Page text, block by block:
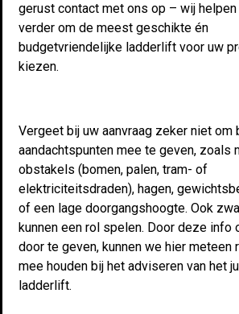
gerust contact met ons op – wij helpen
verder om de meest geschikte én
budgetvriendelijke ladderlift voor uw
kiezen.
Vergeet bij uw aanvraag zeker niet om
aandachtspunten mee te geven, zoals
obstakels (bomen, palen, tram- of
elektriciteitsdraden), hagen,
of een lage doorgangshoogte. Ook
kunnen een rol spelen. Door deze info
door te geven, kunnen we hier meteen
mee houden bij het adviseren van het
ladderlift.